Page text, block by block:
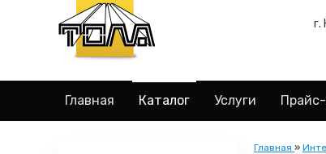
г.
Главная Каталог Услуги
Главная »